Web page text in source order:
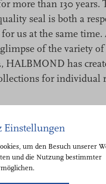
more than 130 years.
seal is both a
us at the same time.
of the variety
HALBMOND has
for individual
Einstellungen
um den Besuch unserer
und die Nutzung bestimmter